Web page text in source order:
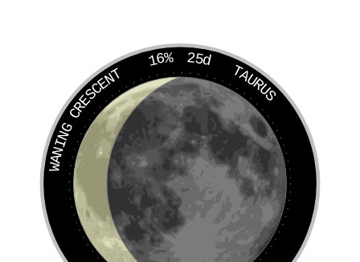
16% 25d
TAURUS
WANING CRESCENT